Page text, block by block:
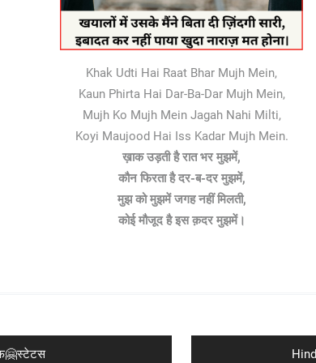
Khak Udti Hai Raat Bhar Mujh Mein,
Kaun Phirta Hai Dar-Ba-Dar Mujh Mein,
Mujh Ko Mujh Mein Jagah Nahi Milti,
Koyi Maujood Hai Iss Kadar Mujh Mein.
ख़ाक उड़ती है रात भर मुझमें,
कौन फिरता है दर-ब-दर मुझमें,
मुझ को मुझमें जगह नहीं मिलती,
कोई मौजूद है इस क़दर मुझमें।
Next